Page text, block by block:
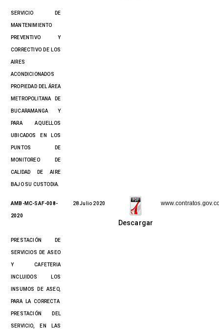
SERVICIO DE
MANTENIMIENTO
PREVENTIVO Y
CORRECTIVO DE LOS
AIRES
ACONDICIONADOS
PROPIEDAD DEL ÁREA
METROPOLITANA DE
BUCARAMANGA Y
PARA AQUELLOS
UBICADOS EN LOS
PUNTOS DE
MONITOREO DE
CALIDAD DE AIRE
BAJO SU CUSTODIA.
AMB-MC-SAF-008-
2020
PRESTACIÓN DE
SERVICIOS DE ASEO
Y CAFETERIA
INCLUIDOS LOS
INSUMOS DE ASEO,
PARA LA CORRECTA
PRESTACIÓN DEL
SERVICIO, EN LAS
28 Julio 2020
Descargar